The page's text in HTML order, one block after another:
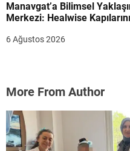
Manavgat’a Bilimsel
Merkezi: Healwise
6 Ağustos 2026
More From Author